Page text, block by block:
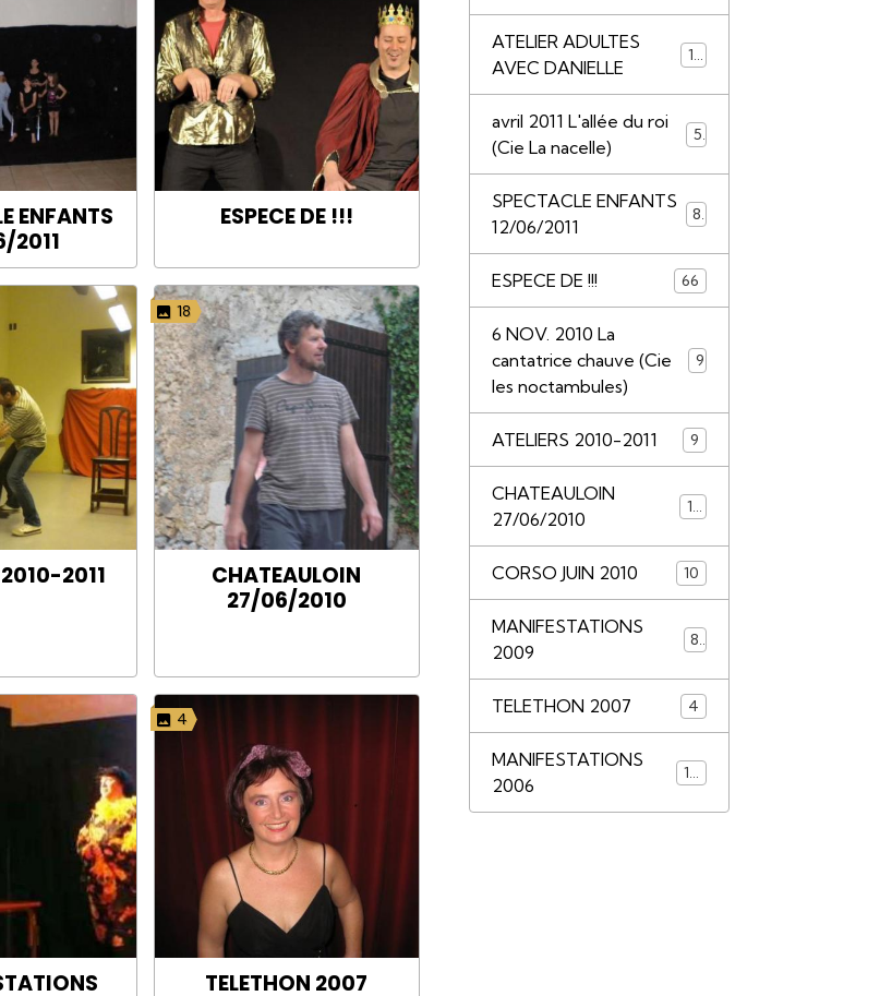
ENFANTS
2011
ESPECE DE !!!
2010-2011
18
CHATEAULOIN
27/06/2010
4
TELETHON 2007
ATELIER ADULTES
AVEC DANIELLE
14
avril 2011 L'allée du roi
(Cie La nacelle)
5
SPECTACLE ENFANTS
12/06/2011
8
ESPECE DE !!! 66
6 NOV. 2010 La
cantatrice chauve (Cie
les noctambules)
ATELIERS 2010-2011 9
CHATEAULOIN
27/06/2010
18
CORSO JUIN 2010 10
MANIFESTATIONS
2009
8
TELETHON 2007 4
MANIFESTATIONS
2006
14